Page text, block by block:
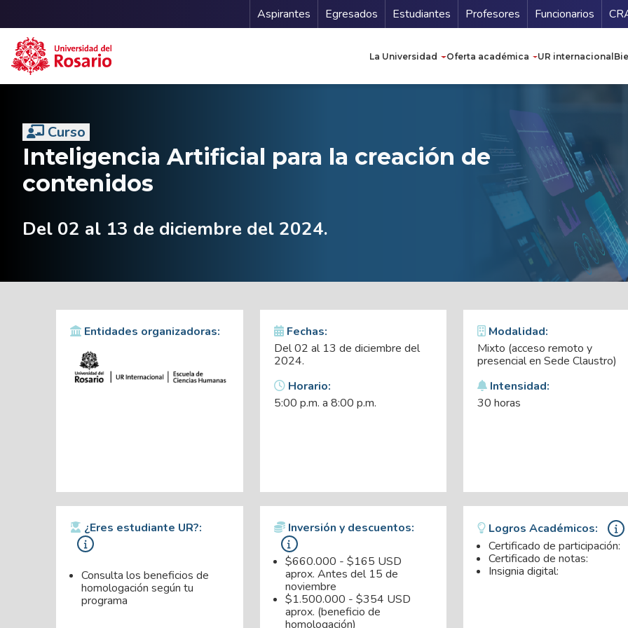
Menu Secundario
Aspirantes Egresados Estudiantes Profesores Funcionarios
La Universidad Oferta académica UR internacional
Curso
Inteligencia Artificial para la creación de
contenidos
Del 02 al 13 de diciembre del 2024.
Entidades organizadoras:
Fechas:
Del 02 al 13 de diciembre del
2024.
Horario:
5:00 p.m. a 8:00 p.m.
Modalidad:
Mixto (acceso remoto y
presencial en Sede Claustro)
Intensidad:
30 horas
¿Eres estudiante UR?:
Consulta los beneficios de
homologación según tu
programa
Inversión y descuentos:
$660.000 - $165 USD
aprox. Antes del 15 de
noviembre
$1.500.000 - $354 USD
aprox. (beneficio de
homologación)
Logros Académicos:
Certificado de participación:
Certificado de notas:
Insignia digital: